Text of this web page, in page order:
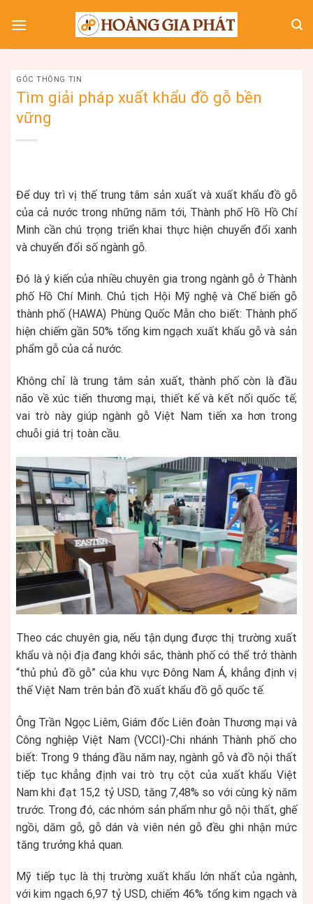
GÓC THÔNG TIN
Tìm giải pháp xuất khẩu đồ gỗ bền
vững
Để duy trì vị thế trung tâm sản xuất và xuất khẩu đồ gỗ
của cả nước trong những năm tới, Thành phố Hồ Hồ Chí
Minh cần chú trọng triển khai thực hiện chuyển đổi xanh
và chuyển đổi số ngành gỗ.
Đó là ý kiến của nhiều chuyên gia trong ngành gỗ ở Thành
phố Hồ Chí Minh. Chủ tịch Hội Mỹ nghệ và Chế biến gỗ
thành phố (HAWA) Phùng Quốc Mẫn cho biết: Thành phố
hiện chiếm gần 50% tổng kim ngạch xuất khẩu gỗ và sản
phẩm gỗ của cả nước.
​Không chỉ là trung tâm sản xuất, thành phố còn là đầu
não về xúc tiến thương mại, thiết kế và kết nối quốc tế;
vai trò này giúp ngành gỗ Việt Nam tiến xa hơn trong
chuỗi giá trị toàn cầu.
Theo các chuyên gia, nếu tận dụng được thị trường xuất
khẩu và nội địa đang khởi sắc, thành phố có thể trở thành
“thủ phủ đồ gỗ” của khu vực Đông Nam Á, khẳng định vị
thế Việt Nam trên bản đồ xuất khẩu đồ gỗ quốc tế.
Ông Trần Ngọc Liêm, Giám đốc Liên đoàn Thương mại và
Công nghiệp Việt Nam (VCCI)-Chi nhánh Thành phố cho
biết: Trong 9 tháng đầu năm nay, ngành gỗ và đồ nội thất
tiếp tục khẳng định vai trò trụ cột của xuất khẩu Việt
Nam khi đạt 15,2 tỷ USD, tăng 7,48% so với cùng kỳ năm
trước. Trong đó, các nhóm sản phẩm như gỗ nội thất, ghế
ngồi, dăm gỗ, gỗ dán và viên nén gỗ đều ghi nhận mức
tăng trưởng khả quan.
Mỹ tiếp tục là thị trường xuất khẩu lớn nhất của ngành,
với kim ngạch 6,97 tỷ USD, chiếm 46% tổng kim ngạch và